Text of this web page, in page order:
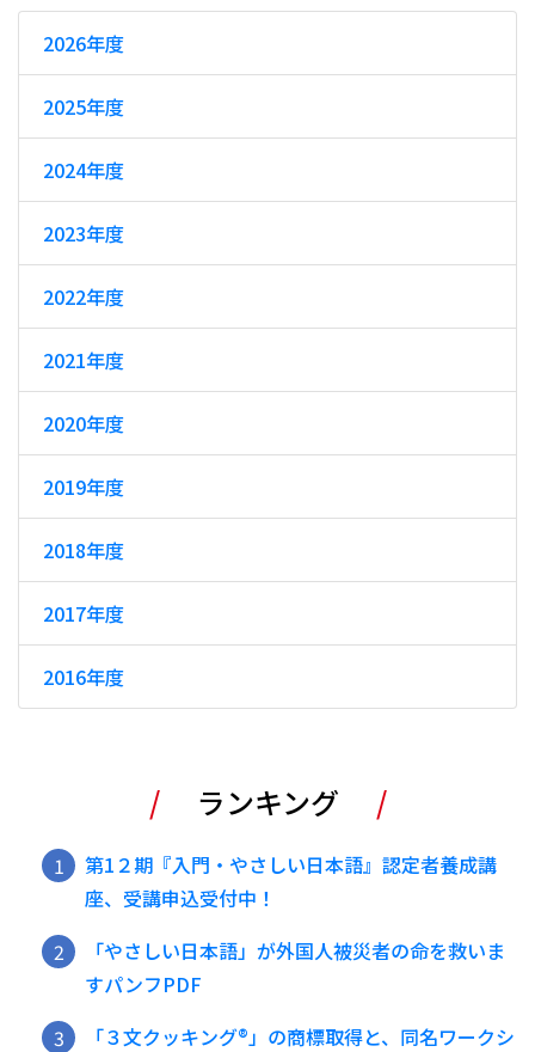
2026年度
2025年度
2024年度
2023年度
2022年度
2021年度
2020年度
2019年度
2018年度
2017年度
2016年度
ランキング
第1２期『入門・やさしい日本語』認定者養成講
座、受講申込受付中！
「やさしい日本語」が外国人被災者の命を救いま
すパンフPDF
「３文クッキング®️」の商標取得と、同名ワークシ